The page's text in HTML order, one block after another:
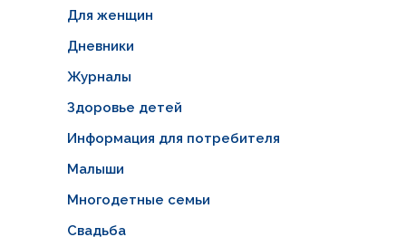
Для женщин
Дневники
Журналы
Здоровье детей
Информация для потребителя
Малыши
Многодетные семьи
Свадьба